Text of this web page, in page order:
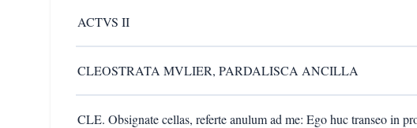
ACTVS II
CLEOSTRATA MVLIER, PARDALISCA ANCILLA
CLE. Obsignate cellas, referte anulum ad me: Ego huc transeo in